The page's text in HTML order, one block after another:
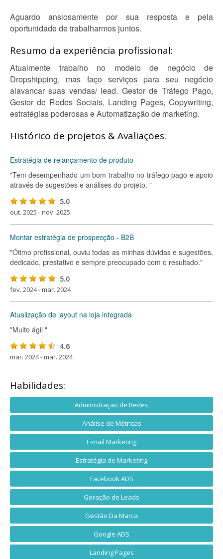
Aguardo ansiosamente por sua resposta e pela
oportunidade de trabalharmos juntos.
Resumo da experiência profissional:
Atualmente trabalho no modelo de negócio de
Dropshipping, mas faço serviços para seu negócio
alavancar suas vendas/ lead. Gestor de Tráfego Pago,
Gestor de Redes Sociais, Landing Pages, Copywriting,
estratégias poderosas e Automatização de marketing.
Histórico de projetos & Avaliações:
Estratégia de relançamento de produto
"Tem desempenhado um bom trabalho no tráfego pago e apoio
através de sugestões e análises do projeto. "
5.0
out. 2025 - nov. 2025
Montar estratégia de prospecção - B2B
"Ótimo profissional, ouviu todas as minhas dúvidas e sugestões,
dedicado, prestativo e sempre preocupado com o resultado."
5.0
fev. 2024 - mar. 2024
Atualização de layout na loja integrada
"Muito ágil "
4.6
mar. 2024 - mar. 2024
Habilidades:
Administração de Redes
Análise de Métricas
E-mail Marketing
Estratégia de Marketing
Facebook ADS
Geração de Leads
Gestão Da Marca
Google ADS
Landing Pages